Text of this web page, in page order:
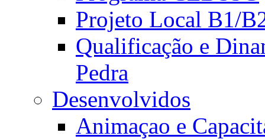
Projeto Local B1/
Qualificação e
Pedra
Desenvolvidos
Animaçao e